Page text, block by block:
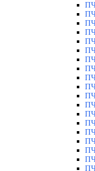
ПЧ
ПЧ
ПЧ
ПЧ
ПЧ
ПЧ
ПЧ
ПЧ
ПЧ
ПЧ
ПЧ
ПЧ
ПЧ
ПЧ
ПЧ
ПЧ
ПЧ
ПЧ
ПЧ